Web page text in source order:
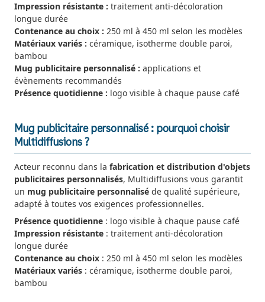
Impression résistante : traitement anti-décoloration
longue durée
Contenance au choix : 250 ml à 450 ml selon les modèles
Matériaux variés : céramique, isotherme double paroi,
bambou
Mug publicitaire personnalisé : applications et
évènements recommandés
Présence quotidienne : logo visible à chaque pause café
Mug publicitaire personnalisé : pourquoi choisir
Multidiffusions ?
Acteur reconnu dans la fabrication et distribution d'objets
publicitaires personnalisés, Multidiffusions vous garantit
un mug publicitaire personnalisé de qualité supérieure,
adapté à toutes vos exigences professionnelles.
Présence quotidienne : logo visible à chaque pause café
Impression résistante : traitement anti-décoloration
longue durée
Contenance au choix : 250 ml à 450 ml selon les modèles
Matériaux variés : céramique, isotherme double paroi,
bambou